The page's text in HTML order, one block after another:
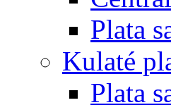
Plata
Kulaté
Plata